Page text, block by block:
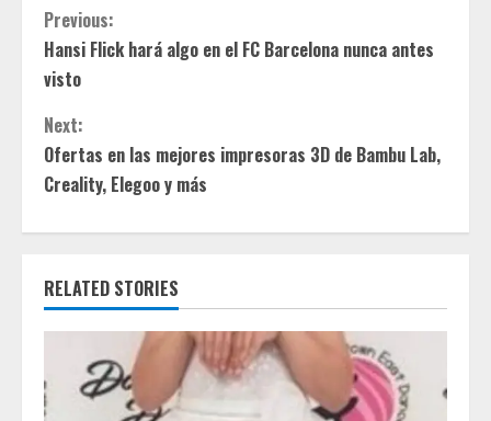
C
o
n
t
u
R
Previous:
Hansi Flick hará algo en el FC Barcelona nunca antes
visto
Next:
Ofertas en las mejores impresoras 3D de Bambu Lab,
Creality, Elegoo y más
RELATED STORIES